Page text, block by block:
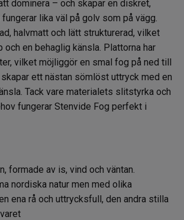
dominera – och skapar en diskret,
lika väl på golv som på vägg.
halvmatt och lätt strukturerad, vilket
en behaglig känsla. Plattorna har
vilket möjliggör en smal fog på ned till
ett nästan sömlöst uttryck med en
Tack vare materialets slitstyrka och
fungerar Stenvide Fog perfekt i
formade av is, vind och väntan.
nordiska natur men med olika
ena rå och uttrycksfull, den andra stilla